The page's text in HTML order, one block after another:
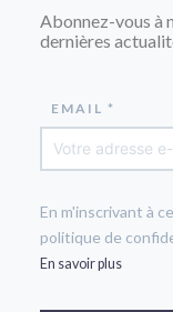
Abonnez-vous à
dernières
EMAIL *
En m'inscrivant à
politique de
En savoir plus